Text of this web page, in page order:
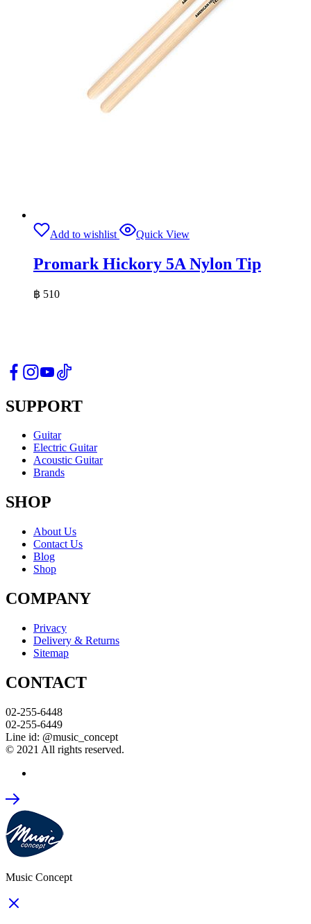
Add to wishlist Quick View
Promark Hickory 5A Nylon Tip
฿ 510
SUPPORT
Guitar
Electric Guitar
Acoustic Guitar
Brands
SHOP
About Us
Contact Us
Blog
Shop
COMPANY
Privacy
Delivery & Returns
Sitemap
CONTACT
02-255-6448
02-255-6449
Line id: @music_concept
© 2021 All rights reserved.
Music Concept